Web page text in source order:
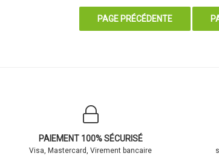
PAIEMENT 100% SÉCURISÉ
Visa, Mastercard, Virement bancaire